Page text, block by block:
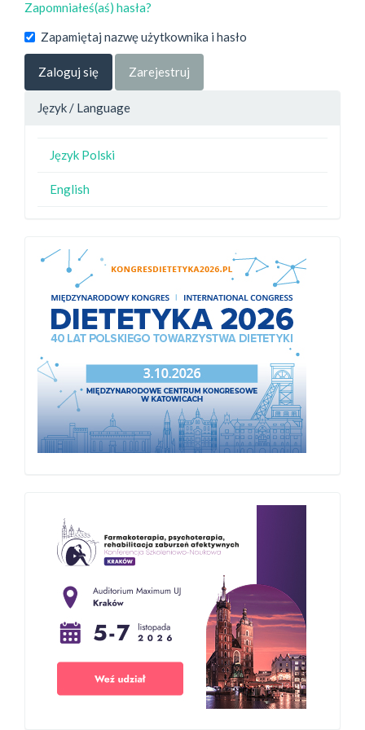
Zapomniałeś(aś) hasła?
Zapamiętaj nazwę użytkownika i hasło
Zaloguj się Zarejestruj
Język / Language
Język Polski
English